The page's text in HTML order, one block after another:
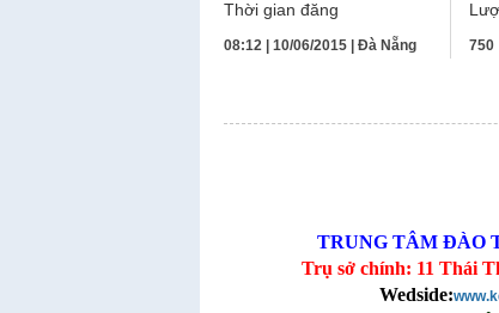
Thời gian đăng
08:12 | 10/06/2015 | Đà Nẵng 750
TRUNG TÂM ĐÀO
Trụ sở chính: 11 Thái
Wedside: